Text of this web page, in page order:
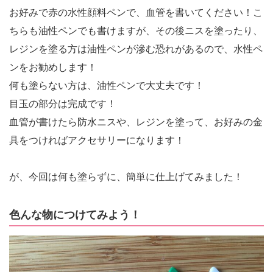
お好みで赤の水性顔料ペンで、血管を書いてください！こ
ちらも油性ペンでも書けますが、その後ニスを塗ったり、
レジンを塗る方は油性ペンが滲む恐れがあるので、水性ペ
ンをお勧めします！
何も塗らない方は、油性ペンで大丈夫です！
目玉の部分は完成です！
血管が書けたら防水ニスや、レジンを塗って、お好みの金
具をつければアクセサリーになります！
が、今回は何も塗らずに、簡単に仕上げてみました！
色んな物につけてみよう！